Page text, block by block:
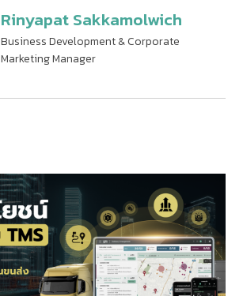
Rinyapat Sakkamolwich
Business Development & Corporate
Marketing Manager